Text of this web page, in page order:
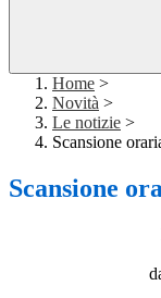
Home >
Novità >
Le notizie >
Scansione
Scansione